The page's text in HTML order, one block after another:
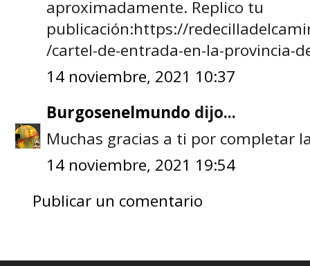
aproximadamente. Replico tu
publicación:https://
/cartel-de-entrada-en-la-provincia-
14 noviembre, 2021 10:37
Burgosenelmundo dijo...
Muchas gracias a ti por completar
14 noviembre, 2021 19:54
Publicar un comentario